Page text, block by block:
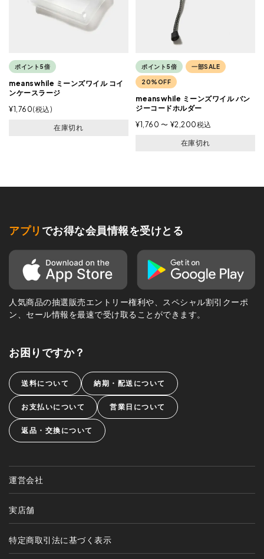
ポイント5倍
meanswhile ミーンズワイル コイ
ンケースラージ
¥1,760 税込
在庫切れ
ポイント5倍 一部SALE
20%OFF
meanswhile ミーンズワイル バン
ジーコードホルダー
¥1,760 〜 ¥2,200税込
在庫切れ
アプリ でお得な会員情報を受けとる
人気商品の抽選販売エントリー権利や、スペシャル割引クーポ
ン、セール情報を最速で受け取ることができます。
お困りですか？
送料について 納期・配送について
お支払いについて 営業日について
返品・交換について
運営会社
実店舗
特定商取引法に基づく表示